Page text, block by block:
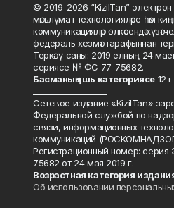
© 2019-2026 “KizilTan”
мәгълүмат технологияләре һәм
коммуникацияләр өлкәсендә
федераль хезмәт тарафыннан
Теркәлү саны: 2019 елның 24
сериясе № ФС 77-75682.
Басманың яшь категориясе12+
Сетевое издание «KizilTan»
Федеральной службой по
связи, информационных
коммуникаций
Регистрационный номер:
75682 от 24 мая 2019 г.
Возрастная категория
Об использовании